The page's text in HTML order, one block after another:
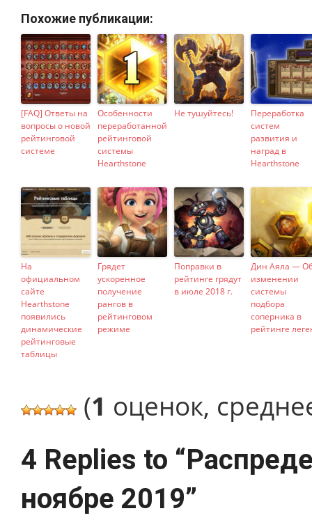
Похожие публикации:
[FAQ] Ответы на
вопросы о новой
рейтинговой
системе
Особенности
переработанной
рейтинговой
системы
Hearthstone
Не тушуйтесь!
Переработка
систем
развития и
наград в
Hearthstone
На
официальном
сайте
Hearthstone
появились
динамические
рейтинговые
таблицы
Грядет
ускоренное
получение
рангов в
рейтинговом
режиме
Поправки в
рейтинге грядут
в июле 2018 г.
Дин Аяла —
изменении
системы
подбора
соперника в
рейтинге
(1 оценок,
4 Replies to “
ноябре 2019”